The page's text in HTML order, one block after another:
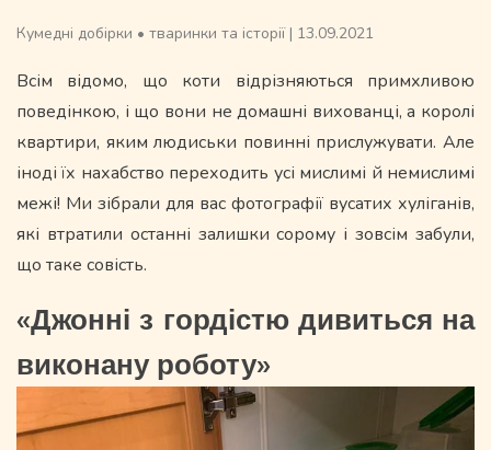
Кумедні добірки • тваринки та історії | 13.09.2021
Всім відомо, що коти відрізняються примхливою
поведінкою, і що вони не домашні вихованці, а королі
квартири, яким людиськи повинні прислужувати. Але
іноді їх нахабство переходить усі мислимі й немислимі
межі! Ми зібрали для вас фотографії вусатих хуліганів,
які втратили останні залишки сорому і зовсім забули,
що таке совість.
«Джонні з гордістю дивиться на
виконану роботу»